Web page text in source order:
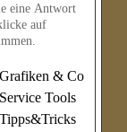
eine Antwort
auf
Grafiken & Co
Service Tools
Tipps&Tricks